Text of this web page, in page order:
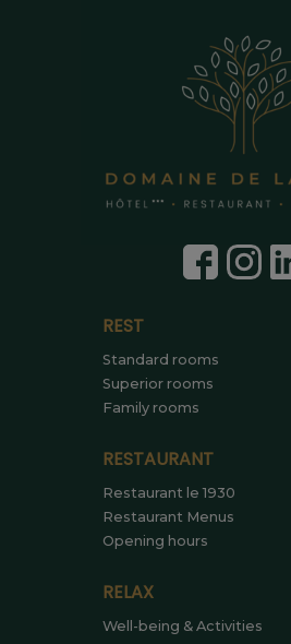
REST
Standard rooms
Superior rooms
Family rooms
RESTAURANT
Restaurant le 1930
Restaurant Menus
Opening hours
RELAX
Well-being & Activities